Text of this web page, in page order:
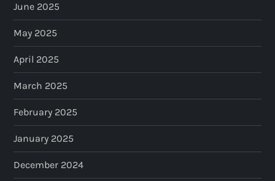
June 2025
May 2025
April 2025
March 2025
February 2025
January 2025
December 2024